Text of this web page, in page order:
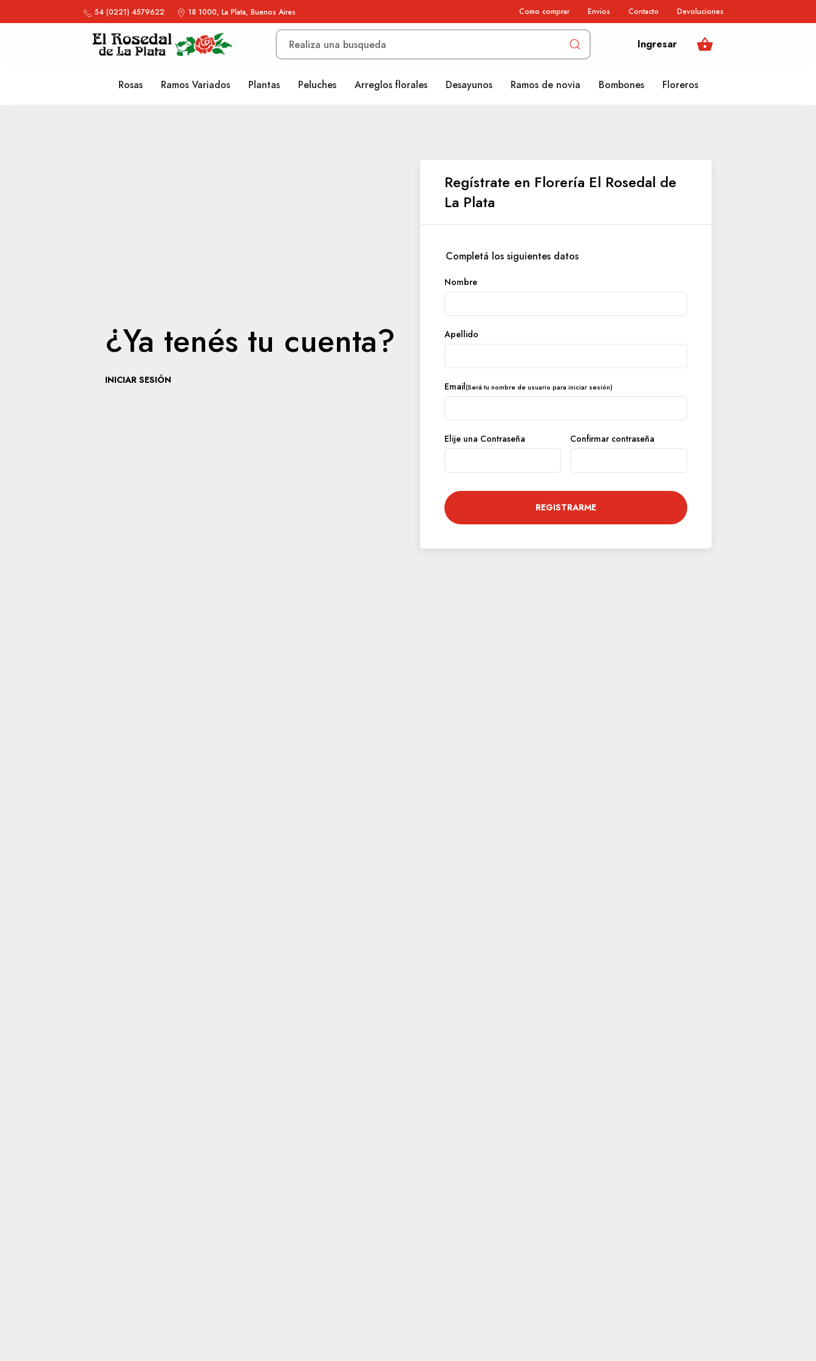
54 (0221) 4579622 18 1000, La Plata, Buenos Aires Como comprar Envios Contacto Devoluciones
Ingresar shopping_basket
Rosas Ramos Variados Plantas Peluches Arreglos florales Desayunos Ramos de novia Bombones Floreros
Regístrate en Florería El Rosedal de
La Plata
Completá los siguientes datos
Nombre
Apellido
Email(Será tu nombre de usuario para iniciar sesión)
Elije una Contraseña Confirmar contraseña
REGISTRARME
¿Ya tenés tu cuenta?
INICIAR SESIÓN